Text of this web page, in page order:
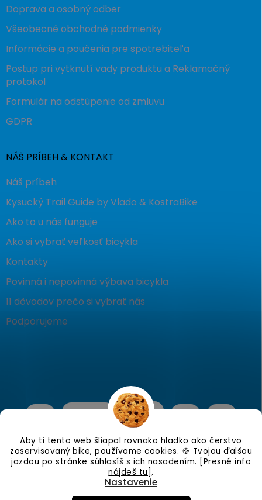
Aby ti tento web šliapal rovnako hladko ako čerstvo
zoservisovaný bike, používame cookies. 🍪 Tvojou ďalšou
jazdou po stránke súhlasíš s ich nasadením. [Presné info
nájdeš tu].
Nastavenie
Doprava a osobný odber
Všeobecné obchodné podmienky
Informácie a poučenia pre spotrebiteľa
Postup pri vytknutí vady produktu a Reklamačný
protokol
Formulár na odstúpenie od zmluvu
GDPR
NÁŠ PRÍBEH & KONTAKT
Náš príbeh
Kysucký Trail Guide by Vlado & KostraBike
Ako to u nás funguje
Ako si vybrať veľkosť bicykla
Kontakty
Povinná i nepovinná výbava bicykla
11 dôvodov prečo si vybrať nás
Podporujeme